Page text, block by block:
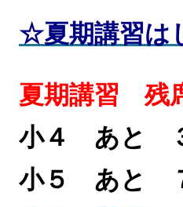
☆夏期講習は
夏期講習 残
小４ あと
小５ あと